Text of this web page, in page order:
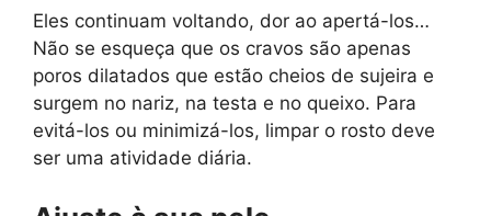
Eles continuam voltando, dor ao apertá-los…
Não se esqueça que os cravos são apenas
poros dilatados que estão cheios de sujeira e
surgem no nariz, na testa e no queixo. Para
evitá-los ou minimizá-los, limpar o rosto deve
ser uma atividade diária.